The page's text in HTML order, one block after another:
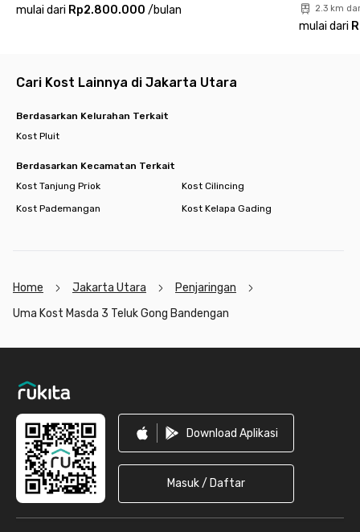
mulai dari Rp2.800.000 /bulan 2.3 km
mulai dari
Cari Kost Lainnya di Jakarta Utara
Berdasarkan Kelurahan Terkait
Kost Pluit
Berdasarkan Kecamatan Terkait
Kost Tanjung Priok
Kost Cilincing
Kost Pademangan
Kost Kelapa Gading
Home Jakarta Utara
Penjaringan
Uma Kost Masda 3 Teluk Gong Bandengan
Download Aplikasi
Masuk / Daftar